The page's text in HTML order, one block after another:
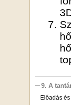
9. A
Előadás